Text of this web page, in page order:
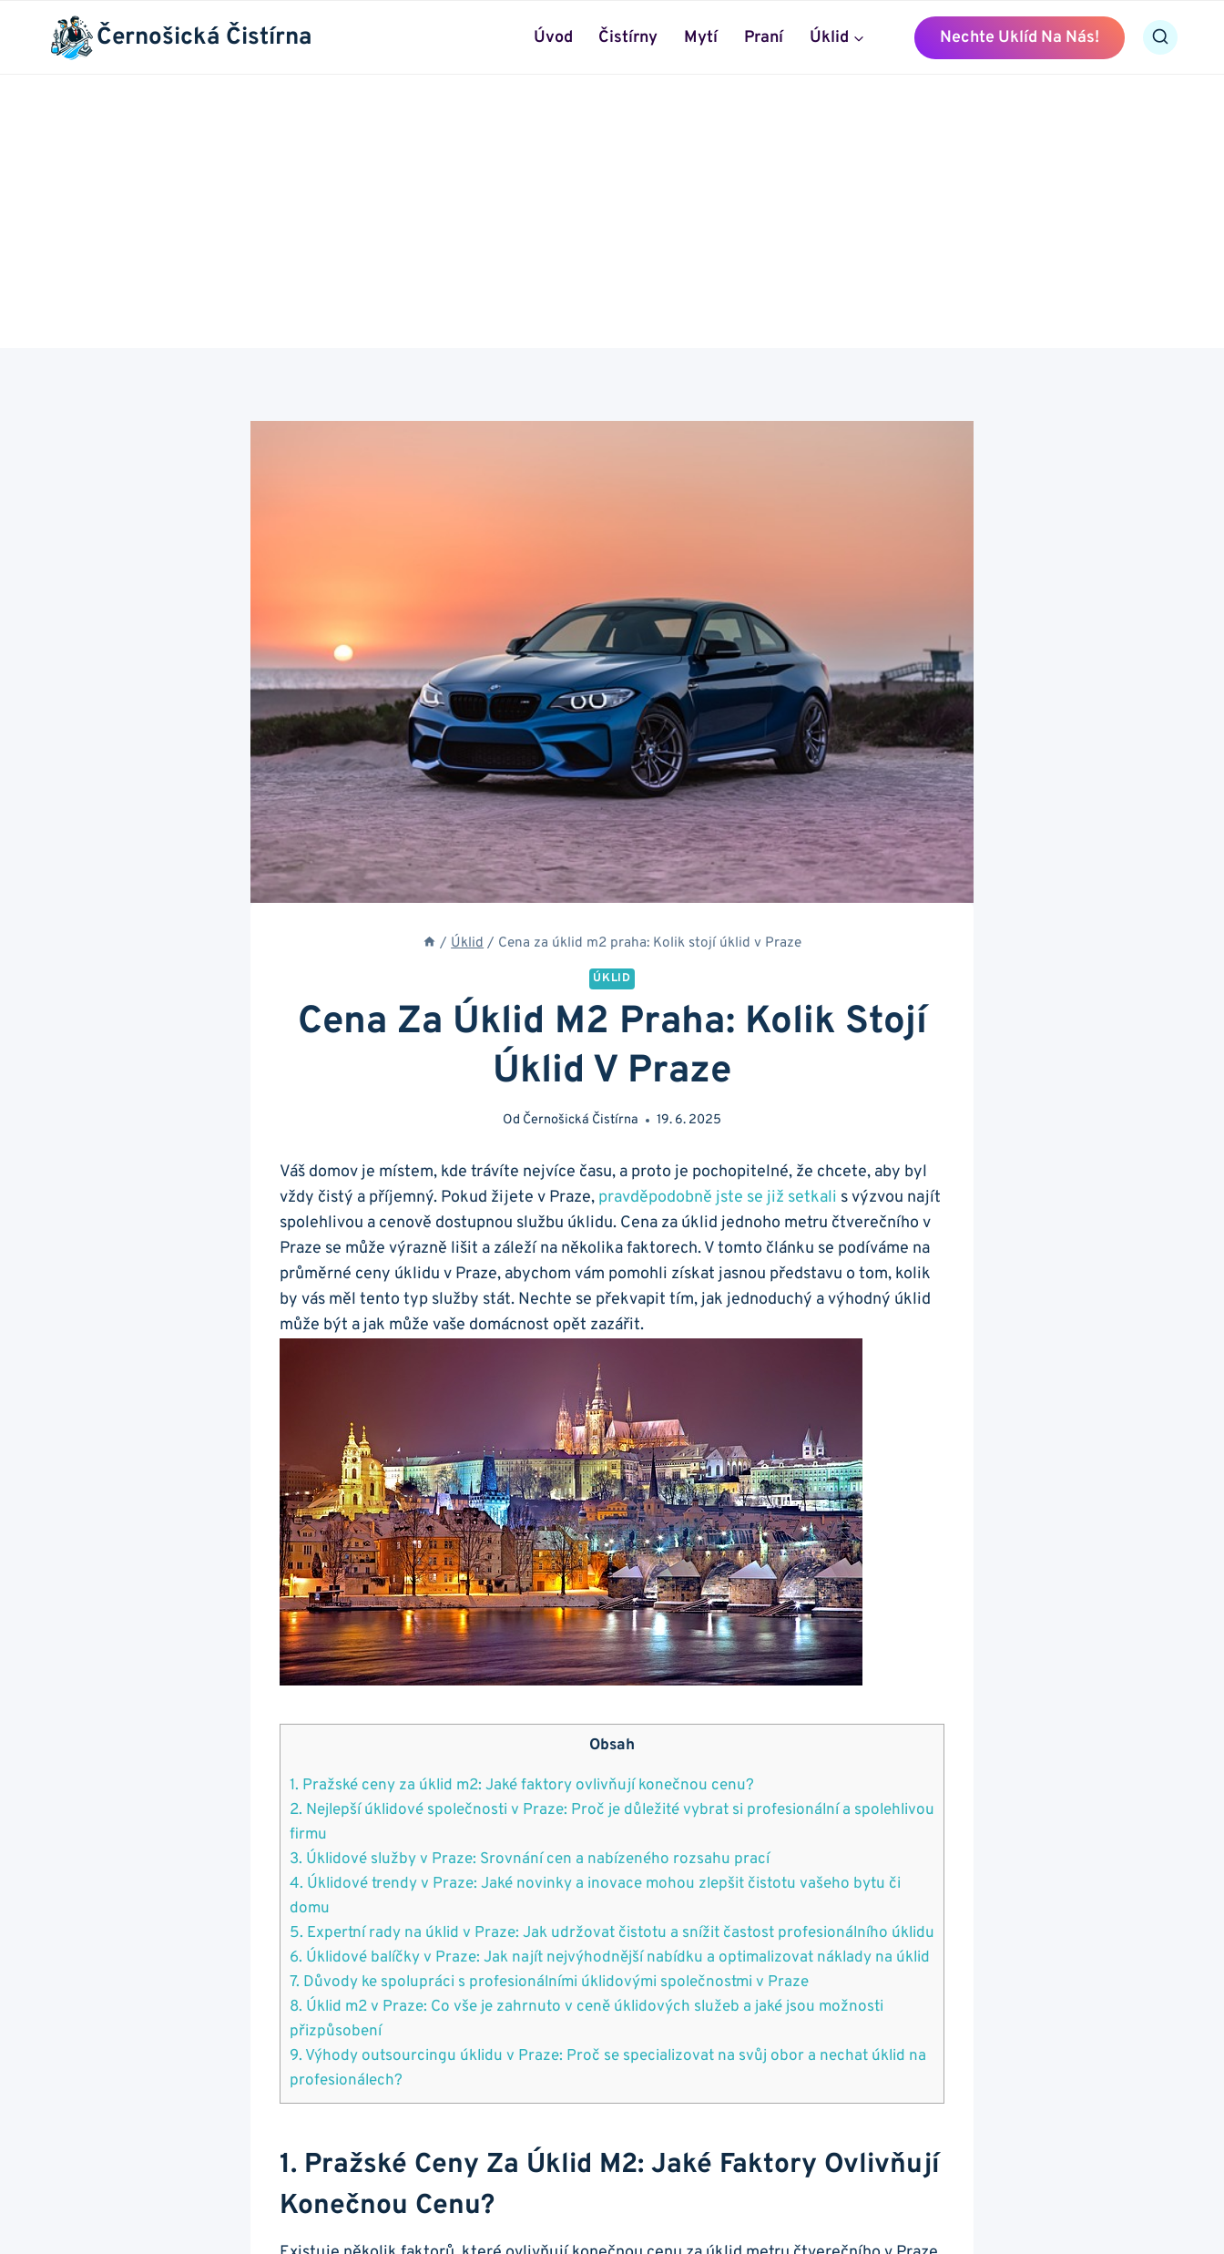
Černošická Čistírna Úvod Čistírny Mytí Praní Úklid Nechte Uklíd Na Nás!
/ Úklid / Cena za úklid m2 praha: Kolik stojí úklid v Praze
ÚKLID
Cena Za Úklid M2 Praha: Kolik Stojí
Úklid V Praze
Od Černošická Čistírna 19. 6. 2025
Váš domov je místem, kde trávíte nejvíce času, a proto je pochopitelné, že chcete, aby byl
vždy čistý a příjemný. Pokud žijete v Praze, pravděpodobně jste se již setkali s výzvou najít
spolehlivou a cenově dostupnou službu úklidu. Cena za úklid jednoho metru čtverečního v
Praze se může výrazně lišit a záleží na několika faktorech. V tomto článku se podíváme na
průměrné ceny úklidu v Praze, abychom vám pomohli získat jasnou představu o tom, kolik
by vás měl tento typ služby stát. Nechte se překvapit tím, jak jednoduchý a výhodný úklid
může být a jak může vaše domácnost opět zazářit.
Obsah
1. Pražské ceny za úklid m2: Jaké faktory ovlivňují konečnou cenu?
2. Nejlepší úklidové společnosti v Praze: Proč je důležité vybrat si profesionální a spolehlivou
firmu
3. Úklidové služby v Praze: Srovnání cen a nabízeného rozsahu prací
4. Úklidové trendy v Praze: Jaké novinky a inovace mohou zlepšit čistotu vašeho bytu či
domu
5. Expertní rady na úklid v Praze: Jak udržovat čistotu a snížit častost profesionálního úklidu
6. Úklidové balíčky v Praze: Jak najít nejvýhodnější nabídku a optimalizovat náklady na úklid
7. Důvody ke spolupráci s profesionálními úklidovými společnostmi v Praze
8. Úklid m2 v Praze: Co vše je zahrnuto v ceně úklidových služeb a jaké jsou možnosti
přizpůsobení
9. Výhody outsourcingu úklidu v Praze: Proč se specializovat na svůj obor a nechat úklid na
profesionálech?
1. Pražské Ceny Za Úklid M2: Jaké Faktory Ovlivňují
Konečnou Cenu?